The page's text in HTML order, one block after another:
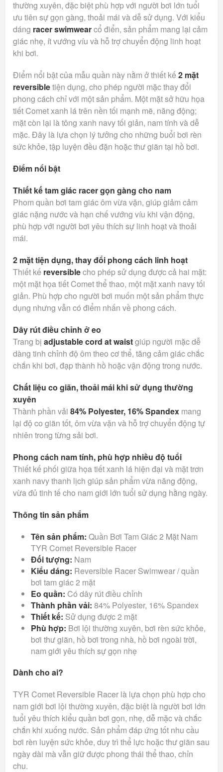
thường xuyên, đặc biệt phù hợp với người bơi lớn tuổi
ưu tiên sự gọn gàng, thoải mái và dễ sử dụng. Với kiểu
dáng racer swimwearcổ điển, sản phẩm mang lại cảm
giác nhẹ, ít vướng víu và hỗ trợ chuyển động linh hoạt
khi bơi.
Điểm nổi bật của mẫu quần này nằm ở thiết kế2 mặt
reversibletiện dụng, cho phép người mặc thay đổi
phong cách chỉ với một sản phẩm. Một mặt sở hữu họa
tiết Comet xanh lá trên nền tối mạnh mẽ, năng động;
mặt còn lại là tông xanh navy tối giản, nam tính và dễ
mặc. Đây là lựa chọn lý tưởng cho những buổi bơi rèn
sức khỏe, tập luyện đều đặn hoặc thư giãn tại hồ bơi.
Điểm nổi bật
Thiết kế tam giác racer gọn gàng cho nam
Phom quần bơi tam giác ôm vừa vặn, giúp giảm cảm
giác nặng nước và hạn chế vướng víu khi vận động,
phù hợp với người bơi yêu thích sự linh hoạt và thoải
mái.
2 mặt tiện dụng, thay đổi phong cách linh hoạt
Thiết kế reversiblecho phép sử dụng được cả hai mặt:
một mặt họa tiết Comet thể thao, một mặt xanh navy tối
giản. Phù hợp cho người bơi muốn một sản phẩm thực
dụng nhưng vẫn có điểm nhấn về phong cách.
Dây rút điều chỉnh ở eo
Trang bịadjustable cord at waistgiúp người mặc dễ
dàng tinh chỉnh độ ôm theo cơ thể, tăng cảm giác chắc
chắn khi bơi, đạp thành hồ hoặc vận động trong nước.
Chất liệu co giãn, thoải mái khi sử dụng thường
xuyên
Thành phần vải84% Polyester, 16% Spandex mang
lại độ co giãn tốt, ôm vừa vặn và hỗ trợ chuyển động tự
nhiên trong từng sải bơi.
Phong cách nam tính, phù hợp nhiều độ tuổi
Thiết kế phối giữa họa tiết xanh lá hiện đại và mặt trơn
xanh navy thanh lịch giúp sản phẩm vừa năng động,
vừa đủ tinh tế cho nam giới lớn tuổi sử dụng hằng ngày.
Thông tin sản phẩm
Tên sản phẩm: Quần Bơi Tam Giác 2 Mặt Nam
TYR Comet Reversible Racer
Đối tượng: Nam
Kiểu dáng: Reversible Racer Swimwear / quần
bơi tam giác 2 mặt
Eo quần: Có dây rút điều chỉnh
Thành phần vải: 84% Polyester, 16% Spandex
Thiết kế: Sử dụng được 2 mặt
Phù hợp: Bơi lội thường xuyên, bơi rèn sức khỏe,
bơi thư giãn, hồ bơi trong nhà, hồ bơi ngoài trời,
nam giới yêu thích sự gọn nhẹ
Dành cho ai?
TYR Comet Reversible Racer là lựa chọn phù hợp cho
nam giới bơi lội thường xuyên, đặc biệt là người bơi lớn
tuổi yêu thích kiểu quần bơi gọn, nhẹ, dễ mặc và chắc
chắn khi xuống nước. Sản phẩm đáp ứng tốt nhu cầu
bơi rèn luyện sức khỏe, duy trì thể lực hoặc thư giãn sau
ngày dài mà vẫn giữ được phong thái thể thao, chỉn
chu.